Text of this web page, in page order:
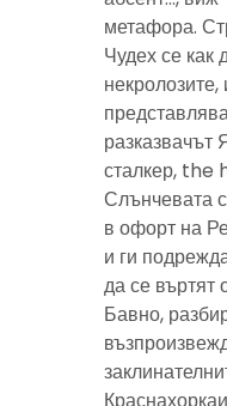
метафора.
Чудех се как
сталкер, the
Слънчевата
в офорт на
и ги
да се въртят
Бавно,